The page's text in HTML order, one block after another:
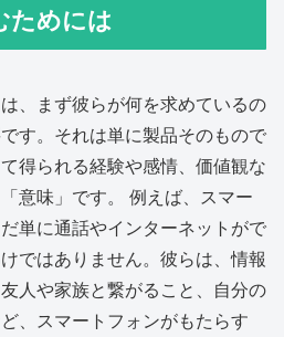
ためには
、まず彼らが何を求めているの
す。それは単に製品そのもので
得られる経験や感情、価値観な
意味」です。 例えば、スマー
単に通話やインターネットがで
ではありません。彼らは、情報
人や家族と繋がること、自分の
、スマートフォンがもたらす